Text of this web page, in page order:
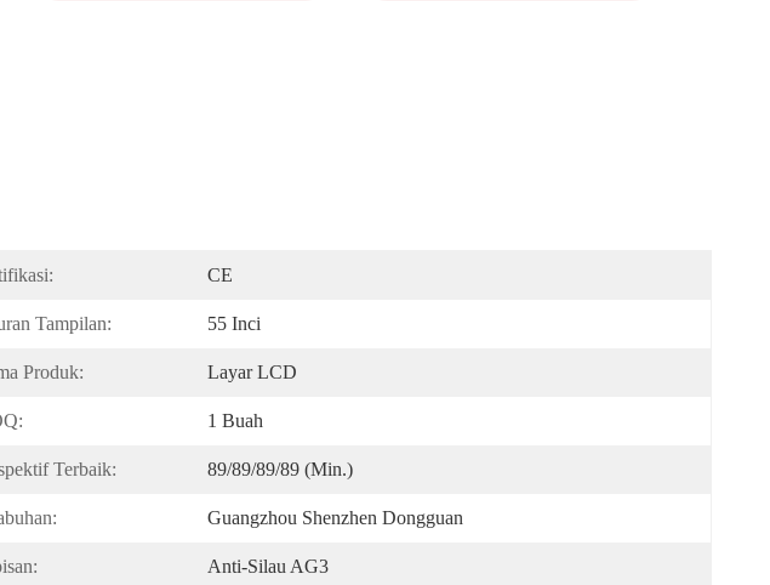
CE
Tampilan: 55 Inci
Produk: Layar LCD
1 Buah
Terbaik: 89/89/89/89 (min.)
Guangzhou Shenzhen Dongguan
Anti-Silau AG3